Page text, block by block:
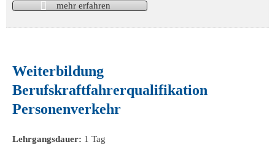
mehr erfahren
Weiterbildung
Berufskraftfahrerqualifikation
Personenverkehr
Lehrgangsdauer: 1 Tag